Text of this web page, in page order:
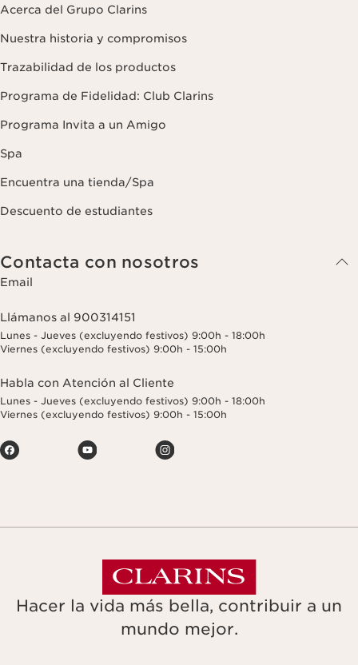
Acerca del Grupo Clarins
Nuestra historia y compromisos
Trazabilidad de los productos
Programa de Fidelidad: Club Clarins
Programa Invita a un Amigo
Spa
Encuentra una tienda/Spa
Descuento de estudiantes
Contacta con nosotros
Email
Llámanos al 900314151
Lunes - Jueves (excluyendo festivos) 9:00h - 18:00h
Viernes (excluyendo festivos) 9:00h - 15:00h
Habla con Atención al Cliente
Lunes - Jueves (excluyendo festivos) 9:00h - 18:00h
Viernes (excluyendo festivos) 9:00h - 15:00h
Hacer la vida más bella, contribuir a un
mundo mejor.